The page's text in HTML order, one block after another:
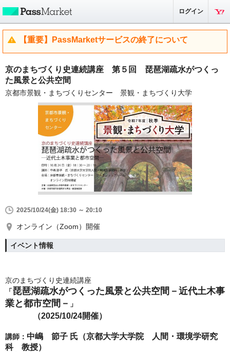
ログイン
【重要】PassMarketサービスの終了について
京のまちづくり史連続講座 第５回 琵琶湖疏水がつくっ
た風景と公共空間
京都市景観・まちづくりセンター 景観・まちづくり大学
2025/10/24(金) 18:30 ～ 20:10
オンライン（Zoom）開催
イベント情報
京のまちづくり史連続講座
「琵琶湖疏水がつくった風景と公共空間－近代土木事
業と都市空間－ 」
（2025/10/24開催）
講師： 中嶋 節子 氏（京都大学大学院 人間・環境学研究
科 教授）